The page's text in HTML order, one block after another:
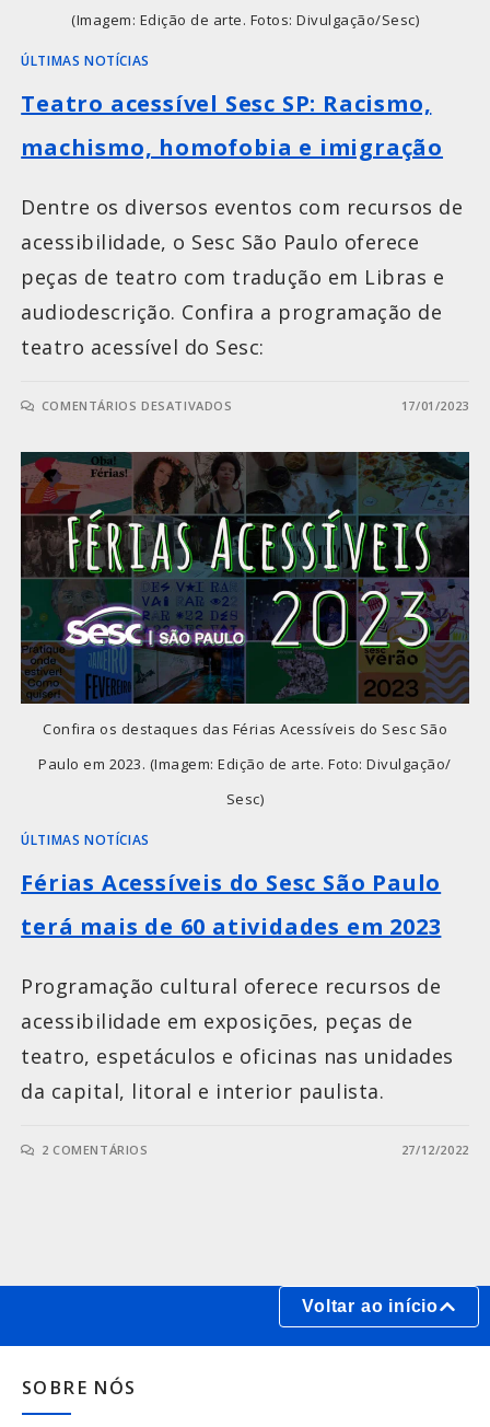
(Imagem: Edição de arte. Fotos: Divulgação/Sesc)
ÚLTIMAS NOTÍCIAS
Teatro acessível Sesc SP: Racismo,
machismo, homofobia e imigração
Dentre os diversos eventos com recursos de
acessibilidade, o Sesc São Paulo oferece
peças de teatro com tradução em Libras e
audiodescrição. Confira a programação de
teatro acessível do Sesc:
COMENTÁRIOS DESATIVADOS 17/01/2023
Confira os destaques das Férias Acessíveis do Sesc São
Paulo em 2023. (Imagem: Edição de arte. Foto: Divulgação/
Sesc)
ÚLTIMAS NOTÍCIAS
Férias Acessíveis do Sesc São Paulo
terá mais de 60 atividades em 2023
Programação cultural oferece recursos de
acessibilidade em exposições, peças de
teatro, espetáculos e oficinas nas unidades
da capital, litoral e interior paulista.
2 COMENTÁRIOS 27/12/2022
Voltar ao início
SOBRE NÓS